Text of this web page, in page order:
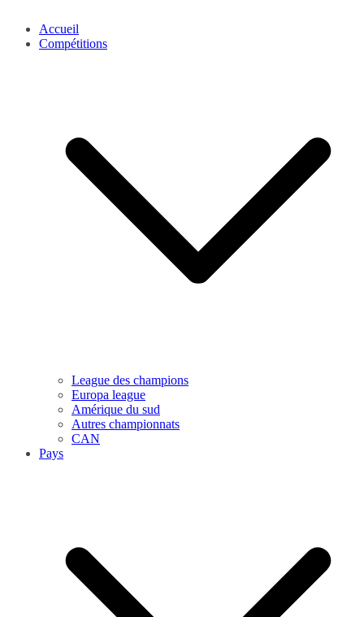
Accueil
Compétitions
League des champions
Europa league
Amérique du sud
Autres championnats
CAN
Pays